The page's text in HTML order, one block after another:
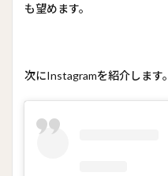
も望めます。
次にInstagramを紹介します。